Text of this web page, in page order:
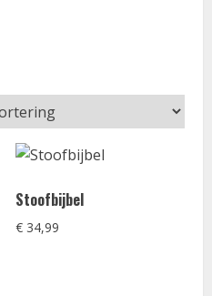
Stoofbijbel
€34,99